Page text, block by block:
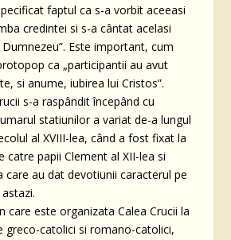
faptul ca s-a vorbit aceeasi
credintei si s-a cântat acelasi
Este important, cum
ca „participantii au avut
si anume, iubirea lui Cristos”.
s-a raspândit începând cu
statiunilor a variat de-a lungul
al XVIII-lea, când a fost fixat la
catre papii Clement al XII-lea si
care au dat devotiunii caracterul pe
care este organizata Calea Crucii la
greco-catolici si romano-catolici,